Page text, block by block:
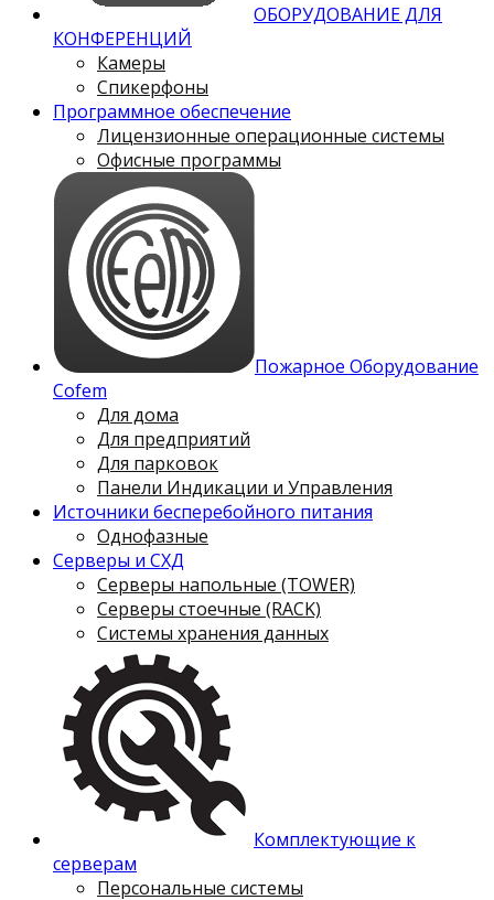
ОБОРУДОВАНИЕ ДЛЯ
КОНФЕРЕНЦИЙ
Камеры
Спикерфоны
Программное обеспечение
Лицензионные операционные системы
Офисные программы
Пожарное Оборудование
Cofem
Для дома
Для предприятий
Для парковок
Панели Индикации и Управления
Источники бесперебойного питания
Однофазные
Серверы и СХД
Серверы напольные (TOWER)
Серверы стоечные (RACK)
Системы хранения данных
Комплектующие к
серверам
Персональные системы